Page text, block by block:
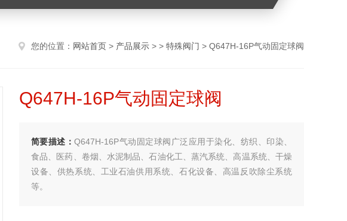
您的位置： 网站首页 > 产品展示 > > 特殊阀门 > Q647H-16P气动固定球阀
Q647H-16P气动固定球阀
简要描述：Q647H-16P气动固定球阀广泛应用于染化、纺织、印染、
食品、医药、卷烟、水泥制品、石油化工、蒸汽系统、高温系统、干燥
设备、供热系统、工业石油供用系统、石化设备、高温反吹除尘系统
等。